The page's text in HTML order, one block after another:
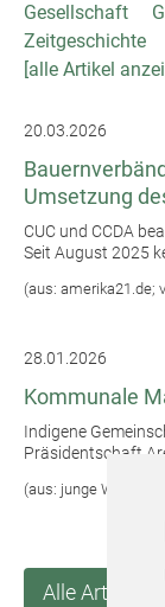
Gesellschaft
Zeitgeschichte
[alle Artikel
20.03.2026
Umsetzung
CUC und CCDA
Seit August 2025
(aus: amerika21.de;
28.01.2026
Kommunale
Indigene
Präsidentschaft
(aus: junge Welt;
Alle Artikel